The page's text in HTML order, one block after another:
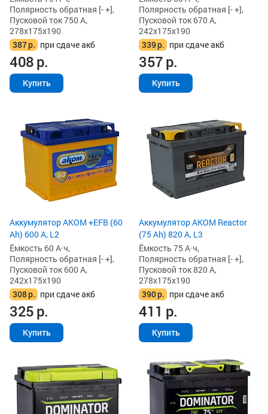
Полярность обратная [- +],
Пусковой ток 750 А,
278x175x190
387р. при сдаче акб
408р.
Купить
Полярность обратная [- +],
Пусковой ток 670 А,
242x175x190
339р. при сдаче акб
357р.
Купить
Аккумулятор AKOM +EFB (60
Ah) 600 А, L2
Ёмкость 60 А·ч,
Полярность обратная [- +],
Пусковой ток 600 А,
242x175x190
308р. при сдаче акб
325р.
Купить
Аккумулятор AKOM Reactor
(75 Ah) 820 А, L3
Ёмкость 75 А·ч,
Полярность обратная [- +],
Пусковой ток 820 А,
278x175x190
390р. при сдаче акб
411 р.
Купить